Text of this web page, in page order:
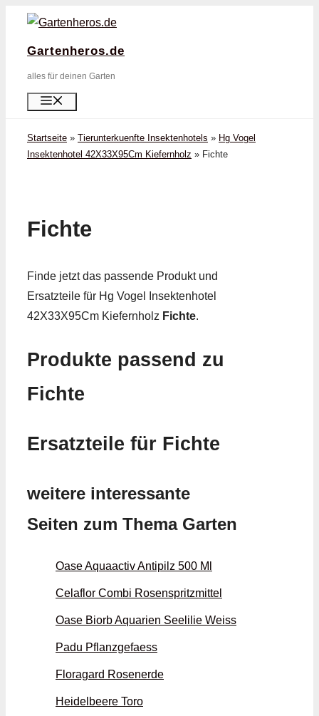
Zum
springen
Gartenheros.de
alles für deinen Garten
Startseite » Tierunterkuenfte Insektenhotels » Hg Vogel
Insektenhotel 42X33X95Cm Kiefernholz » Fichte
Fichte
Finde jetzt das passende Produkt und
Ersatzteile für Hg Vogel Insektenhotel
42X33X95Cm Kiefernholz Fichte.
Produkte passend zu
Fichte
Ersatzteile für Fichte
weitere interessante
Seiten zum Thema Garten
Oase Aquaactiv Antipilz 500 Ml
Celaflor Combi Rosenspritzmittel
Oase Biorb Aquarien Seelilie Weiss
Padu Pflanzgefaess
Floragard Rosenerde
Heidelbeere Toro